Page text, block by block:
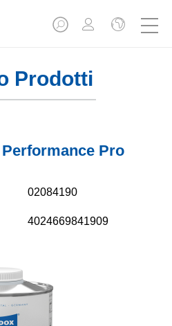
Prodotti
Pro
02084190
4024669841909